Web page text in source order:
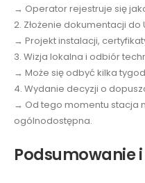
→ Operator rejestruje się
2. Złożenie dokumentacji do
→ Projekt instalacji,
3. Wizja lokalna i odbiór
→ Może się odbyć kilka
4. Wydanie decyzji o
→ Od tego momentu stacja
ogólnodostępna.
Podsumowanie